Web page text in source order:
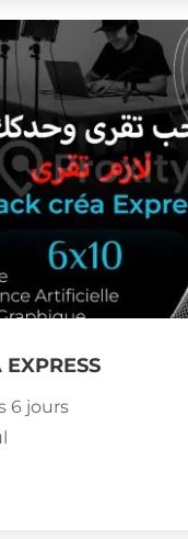
6 jours